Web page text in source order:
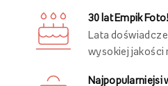
30 lat Empik Foto!
Lata
wysokiej jakości
Najpopularniejsi